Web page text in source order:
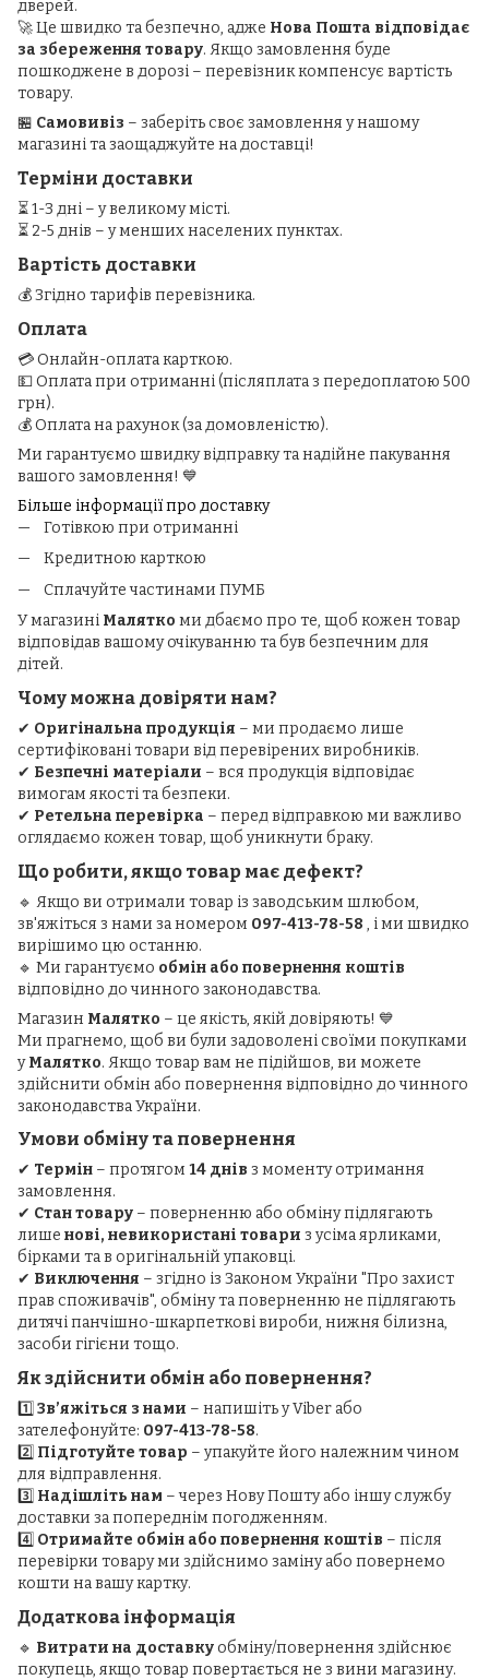
дверей.
🚀 Це швидко та безпечно, адже Нова Пошта відповідає
за збереження товару. Якщо замовлення буде
пошкоджене в дорозі – перевізник компенсує вартість
товару.
🏪 Самовивіз – заберіть своє замовлення у нашому
магазині та заощаджуйте на доставці!
Терміни доставки
⏳ 1-3 дні – у великому місті.
⏳ 2-5 днів – у менших населених пунктах.
Вартість доставки
💰 Згідно тарифів перевізника.
Оплата
💳 Онлайн-оплата карткою.
💵 Оплата при отриманні (післяплата з передоплатою 500
грн).
💰 Оплата на рахунок (за домовленістю).
Ми гарантуємо швидку відправку та надійне пакування
вашого замовлення! 💙
Більше інформації про доставку
Готівкою при отриманні
Кредитною карткою
Сплачуйте частинами ПУМБ
У магазині Малятко ми дбаємо про те, щоб кожен товар
відповідав вашому очікуванню та був безпечним для
дітей.
Чому можна довіряти нам?
✔ Оригінальна продукція – ми продаємо лише
сертифіковані товари від перевірених виробників.
✔ Безпечні матеріали – вся продукція відповідає
вимогам якості та безпеки.
✔ Ретельна перевірка – перед відправкою ми важливо
оглядаємо кожен товар, щоб уникнути браку.
Що робити, якщо товар має дефект?
🔹 Якщо ви отримали товар із заводським шлюбом,
зв'яжіться з нами за номером 097-413-78-58 , і ми швидко
вирішимо цю останню.
🔹 Ми гарантуємо обмін або повернення коштів
відповідно до чинного законодавства.
Магазин Малятко – це якість, якій довіряють! 💙
Ми прагнемо, щоб ви були задоволені своїми покупками
уМалятко. Якщо товар вам не підійшов, ви можете
здійснити обмін або повернення відповідно до чинного
законодавства України.
Умови обміну та повернення
✔ Термін – протягом 14 днів з моменту отримання
замовлення.
✔ Стан товару – поверненню або обміну підлягають
лише нові, невикористані товари з усіма ярликами,
бірками та в оригінальній упаковці.
✔ Виключення – згідно із Законом України "Про захист
прав споживачів", обміну та поверненню не підлягають
дитячі панчішно-шкарпеткові вироби, нижня білизна,
засоби гігієни тощо.
Як здійснити обмін або повернення?
1️⃣ Зв’яжіться з нами – напишіть у Viber або
зателефонуйте: 097-413-78-58.
2️⃣ Підготуйте товар – упакуйте його належним чином
для відправлення.
3️⃣ Надішліть нам – через Нову Пошту або іншу службу
доставки за попереднім погодженням.
4️⃣ Отримайте обмін або повернення коштів – після
перевірки товару ми здійснимо заміну або повернемо
кошти на вашу картку.
Додаткова інформація
🔹 Витрати на доставкуобміну/повернення здійснює
покупець, якщо товар повертається не з вини магазину.